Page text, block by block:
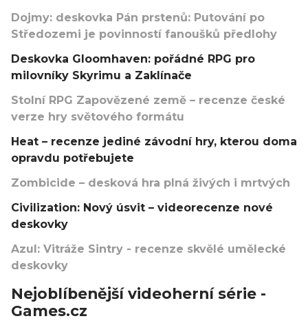
Dojmy: deskovka Pán prstenů: Putování po
Středozemi je povinností fanoušků předlohy
Deskovka Gloomhaven: pořádné RPG pro
milovníky Skyrimu a Zaklínače
Stolní RPG Zapovězené země – recenze české
verze hry světového formátu
Heat – recenze jediné závodní hry, kterou doma
opravdu potřebujete
Zombicide – desková hra plná živých i mrtvých
Civilization: Nový úsvit – videorecenze nové
deskovky
Azul: Vitráže Sintry - recenze skvělé umělecké
deskovky
Nejoblíbenější videoherní série -
Games.cz